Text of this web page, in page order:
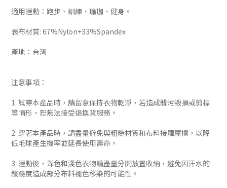
適用運動：跑步、訓練、瑜珈、健身。
表布材質: 67%Nylon+33%Spandex
產地：台灣
注意事項：
1. 試穿本產品時，請留意保持衣物乾淨，若造成髒污毀損或剪標
等情形，恕無法接受退換貨服務。
2. 穿著本產品時，請盡量避免與粗糙材質和布料接觸摩擦，以降
低毛球產生機率並延長使用壽命。
3. 運動後，深色和淺色衣物請盡量分開放置收納，避免因汗水的
酸鹼度造成部分布料褪色移染的可能性。